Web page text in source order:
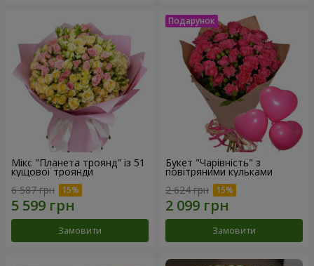
Мікс "Планета троянд" із 51
кущової троянди
6 587 грн
Замовити
Букет "Чарівність" з
повітряними кульками
2 624 грн
Замовити